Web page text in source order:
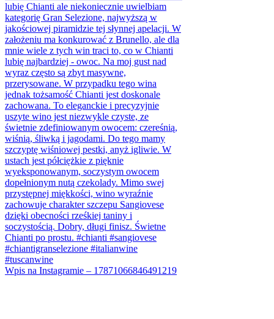
Wpis na Instagramie – 17871066846491219